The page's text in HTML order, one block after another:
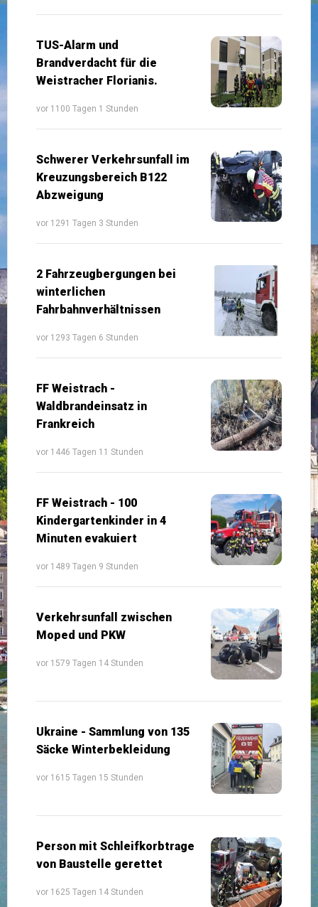
TUS-Alarm und
Brandverdacht für die
Weistracher Florianis.
vor 1100 Tagen 1 Stunden
Schwerer Verkehrsunfall im
Kreuzungsbereich B122
Abzweigung
vor 1291 Tagen 3 Stunden
2 Fahrzeugbergungen bei
winterlichen
Fahrbahnverhältnissen
vor 1293 Tagen 6 Stunden
FF Weistrach -
Waldbrandeinsatz in
Frankreich
vor 1446 Tagen 11 Stunden
FF Weistrach - 100
Kindergartenkinder in 4
Minuten evakuiert
vor 1489 Tagen 9 Stunden
Verkehrsunfall zwischen
Moped und PKW
vor 1579 Tagen 14 Stunden
Ukraine - Sammlung von 135
Säcke Winterbekleidung
vor 1615 Tagen 15 Stunden
Person mit Schleifkorbtrage
von Baustelle gerettet
vor 1625 Tagen 14 Stunden